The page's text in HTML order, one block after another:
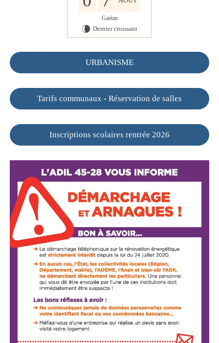
Gaétan
V Dernier croissant
URBANISME
Tarifs communaux - Réservation de salles
Inscriptions scolaires rentrée 2026